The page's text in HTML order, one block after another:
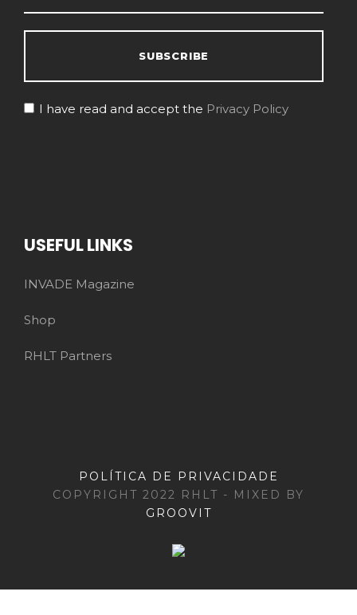
I have read and accept the Privacy Policy
USEFUL LINKS
INVADE Magazine
Shop
RHLT Partners
POLÍTICA DE PRIVACIDADE
COPYRIGHT 2022 RHLT - MIXED BY
GROOVIT